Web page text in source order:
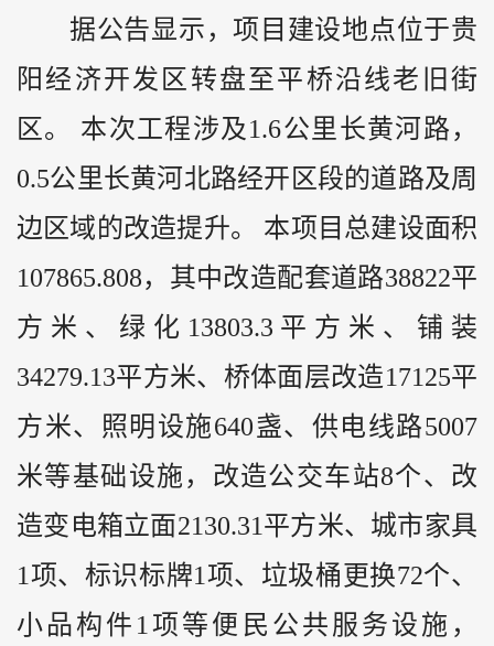
据公告显示，项目建设地点位于贵
阳经济开发区转盘至平桥沿线老旧街
区。 本次工程涉及1.6公里长黄河路，
0.5公里长黄河北路经开区段的道路及周
边区域的改造提升。 本项目总建设面积
107865.808，其中改造配套道路38822平
方米、绿化13803.3平方米、铺装
34279.13平方米、桥体面层改造17125平
方米、照明设施640盏、供电线路5007
米等基础设施，改造公交车站8个、改
造变电箱立面2130.31平方米、城市家具
1项、标识标牌1项、垃圾桶更换72个、
小品构件1项等便民公共服务设施，